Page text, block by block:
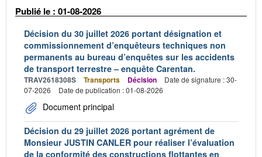
Publié le : 01-08-2026
Décision du 30 juillet 2026 portant désignation et
commissionnement d’enquêteurs techniques non
permanents au bureau d’enquêtes sur les accidents
de transport terrestre – enquête Carentan.
TRAV2618308S Transports Décision
Date de signature : 30-
07-2026
Date de publication : 01-08-2026
Document principal
Décision du 29 juillet 2026 portant agrément de
Monsieur JUSTIN CANLER pour réaliser l’évaluation
de la conformité des constructions flottantes en